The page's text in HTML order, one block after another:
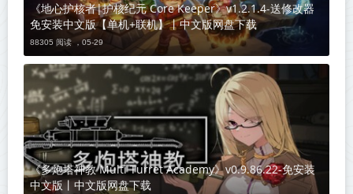
《地心护核者|护核纪元 Core Keeper》v1.2.1.4-送修改器
免安装中文版【单机+联机】丨中文版网盘下载
88305 阅读 ，05-29
《多炮塔神教 Multi Turret Academy》v0.9.86.22-免安装
中文版丨中文版网盘下载